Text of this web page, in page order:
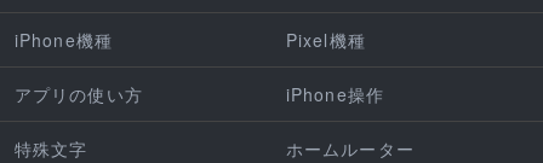
iPhone機種 Pixel機種
アプリの使い方 iPhone操作
特殊文字 ホームルーター